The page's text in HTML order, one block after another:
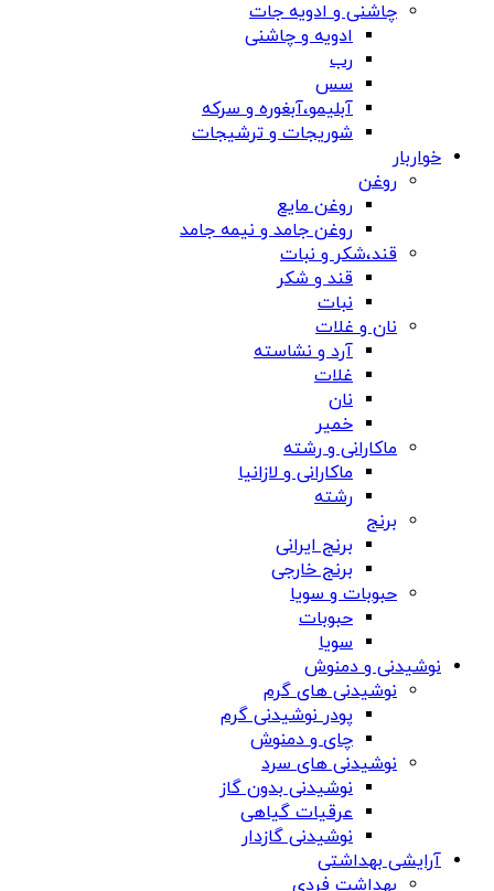
چاشنی و ادویه جات
ادویه و چاشنی
رب
سس
آبلیمو،آبغوره و سرکه
شوریجات و ترشیجات
خواربار
روغن
روغن مایع
روغن جامد و نیمه جامد
قند،شکر و نبات
قند و شکر
نبات
نان و غلات
آرد و نشاسته
غلات
نان
خمیر
ماکارانی و رشته
ماکارانی و لازانیا
رشته
برنج
برنج ایرانی
برنج خارجی
حبوبات و سویا
حبوبات
سویا
نوشیدنی و دمنوش
نوشیدنی های گرم
پودر نوشیدنی گرم
چای و دمنوش
نوشیدنی های سرد
نوشیدنی بدون گاز
عرقیات گیاهی
نوشیدنی گازدار
آرایشی بهداشتی
بهداشت فردی